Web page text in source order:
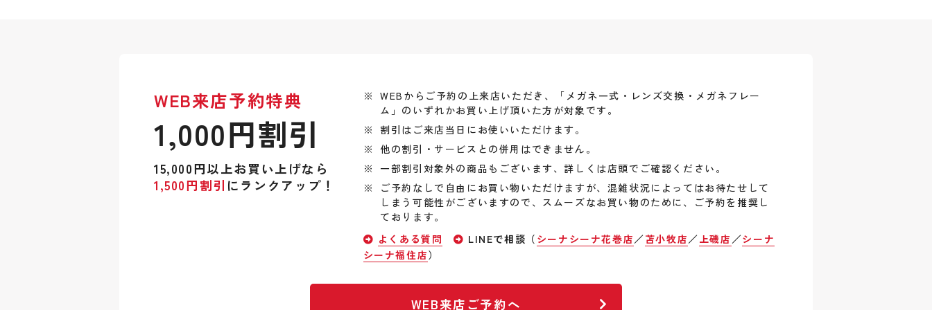
WEB来店予約特典
1,000円割引
15,000円以上お買い上げなら
1,500円割引 にランクアップ！
WEBからご予約の上来店いただき、「メガネ一式・レンズ交換・メガネフレー
ム」のいずれかお買い上げ頂いた方が対象です。
割引はご来店当日にお使いいただけます。
他の割引・サービスとの併用はできません。
一部割引対象外の商品もございます、詳しくは店頭でご確認ください。
ご予約なしで自由にお買い物いただけますが、混雑状況によってはお待たせして
しまう可能性がございますので、スムーズなお買い物のために、ご予約を推奨し
ております。
よくある質問
LINEで相談（ シーナシーナ花巻店／ 苫小牧店／ 上磯店 ／シーナ
シーナ福住店）
WEB来店ご予約へ